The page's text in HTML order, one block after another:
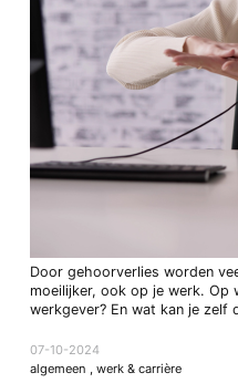
Door gehoorverlies worden
moeilijker, ook op je werk. Op
werkgever? En wat kan je zelf
07-10-2024
algemeen , werk & carrière